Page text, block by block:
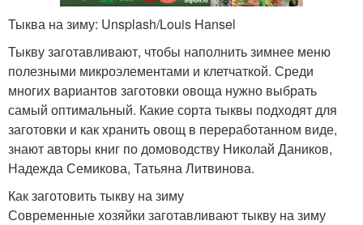
Тыква на зиму: Unsplash/Louis Hansel
Тыкву заготавливают, чтобы наполнить зимнее меню
полезными микроэлементами и клетчаткой. Среди
многих вариантов заготовки овоща нужно выбрать
самый оптимальный. Какие сорта тыквы подходят для
заготовки и как хранить овощ в переработанном виде,
знают авторы книг по домоводству Николай Даников,
Надежда Семикова, Татьяна Литвинова.
Как заготовить тыкву на зиму
Современные хозяйки заготавливают тыкву на зиму